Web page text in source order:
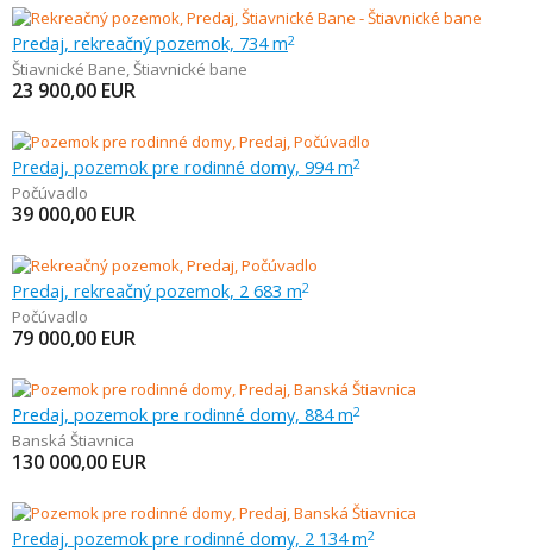
Predaj, rekreačný pozemok, 734 m2
Štiavnické Bane,Štiavnické bane
23 900,00 EUR
Predaj, pozemok pre rodinné domy, 994 m2
Počúvadlo
39 000,00 EUR
Predaj, rekreačný pozemok, 2 683 m2
Počúvadlo
79 000,00 EUR
Predaj, pozemok pre rodinné domy, 884 m2
Banská Štiavnica
130 000,00 EUR
Predaj, pozemok pre rodinné domy, 2 134 m2